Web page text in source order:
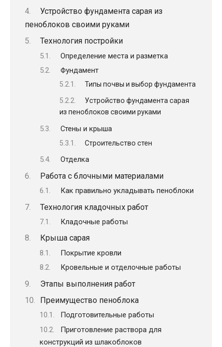
Устройство фундамента сарая из
пеноблоков своими руками
Технология постройки
Определение места и разметка
Фундамент
Типы почвы и выбор фундамента
Устройство фундамента сарая
из пеноблоков своими руками
Стены и крыша
Строительство стен
Отделка
Работа с блочными материалами
Как правильно укладывать пеноблоки
Технология кладочных работ
Кладочные работы
Крыша сарая
Покрытие кровли
Кровельные и отделочные работы
Этапы выполнения работ
Преимущество пеноблока
Подготовительные работы
Приготовление раствора для
конструкций из шлакоблоков